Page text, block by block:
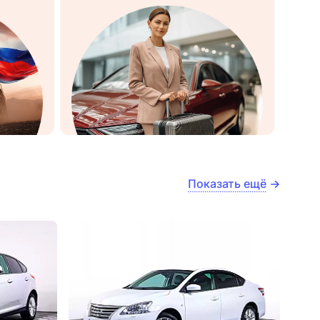
Показать ещё